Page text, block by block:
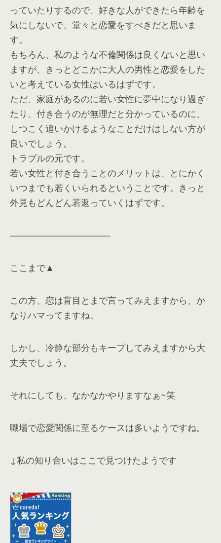
っていたりするので、好きな人ができたら年齢を
気にしないで、堂々と恋愛をすべきだと思いま
す。
もちろん、私のような不倫関係は良くないと思い
ますが、きっとどこかに大人の男性と恋愛をした
いと考えている女性はいるはずです。
ただ、家庭があるのに若い女性に夢中になり過ぎ
たり、付き合うのが無理だと分かっているのに、
しつこく追いかけるようなことだけはしない方が
良いでしょう。
トラブルの元です。
若い女性と付き合うことのメリットは、とにかく
いつまでも若くいられるということです。きっと
外見もどんどん若返っていくはずです。
———————————-
ここまで▲
この方、恋は盲目とまで言ってみえますから、か
なりハマってますね。
しかし、冷静な部分もキープしてみえますから大
丈夫でしょう。
それにしても、なかなかやりますなぁ~笑
職場で恋愛関係に至るケースは多いようですね。
↓私の知り合いはここで見つけたようです